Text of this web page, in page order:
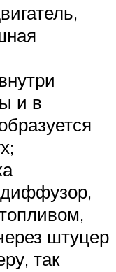
и в
диффузор,
штуцер
так